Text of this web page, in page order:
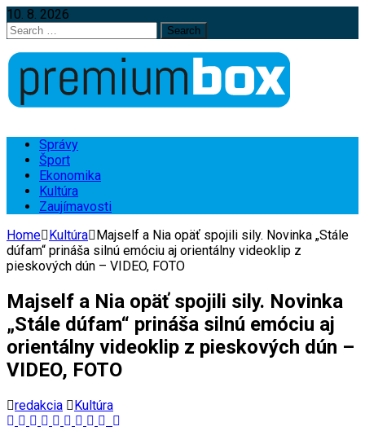
10. 8. 2026
Search
for:
Správy
Šport
Ekonomika
Kultúra
Zaujímavosti
Home Kultúra Majself a Nia opäť spojili sily. Novinka „Stále
dúfam“ prináša silnú emóciu aj orientálny videoklip z
pieskových dún – VIDEO, FOTO
Majself a Nia opäť spojili sily. Novinka
„Stále dúfam“ prináša silnú emóciu aj
orientálny videoklip z pieskových dún –
VIDEO, FOTO
redakcia Kultúra